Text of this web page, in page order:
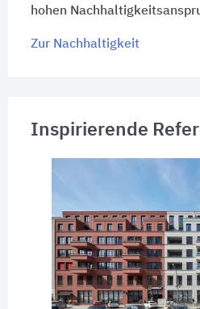
hohen
Zur Nachhaltigkeit
Inspirierende